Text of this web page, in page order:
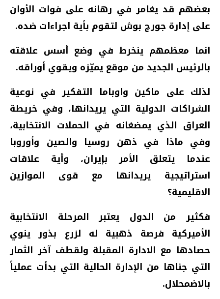
بعضهم قد يغامر في رهانه على فوات الأوان
على إدارة جورج بوش لتقوم بأية اجراءات ضده.
انما معظمهم ينخرط في وضع أسس علاقته
بالرئيس الجديد من موقع يميّزه ويقوي أوراقه.
لذلك على ماكين واوباما التفكير في نوعية
الشراكات الدولية التي يريدانها، وفي خريطة
العراق الذي يمضغانه في الحملات الانتخابية،
وفي ماذا في ذهن روسيا والصين وأوروبا
عندما يتعلق الأمر بإيران، وأية علاقات
استراتيجية يريدانها مع قوى الموازين
الاقليمية؟
فكثير من الدول يعتبر المرحلة الانتخابية
الأميركية فرصة ذهبية له لزرع بذور ينوي
حصادها مع الادارة المقبلة ولقطف آخر الثمار
التي جناها من الإدارة الحالية التي بدأت عملياً
بالاضمحلال.